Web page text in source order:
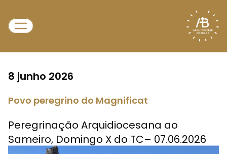
8 junho 2026
Povo peregrino do Magnificat
Peregrinação Arquidiocesana ao
Sameiro, Domingo X do TC– 07.06.2026